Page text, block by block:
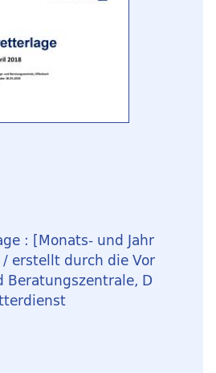
: [Monats- und Jahr
erstellt durch die Vor
Beratungszentrale, D